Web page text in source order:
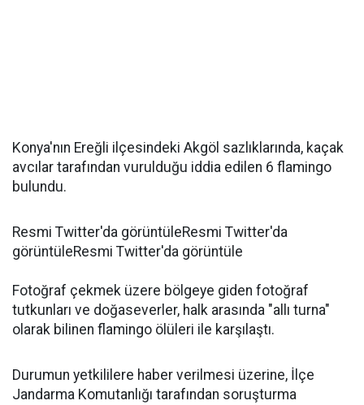
Konya'nın Ereğli ilçesindeki Akgöl sazlıklarında, kaçak
avcılar tarafından vurulduğu iddia edilen 6 flamingo
bulundu.
Resmi Twitter'da görüntüleResmi Twitter'da
görüntüleResmi Twitter'da görüntüle
Fotoğraf çekmek üzere bölgeye giden fotoğraf
tutkunları ve doğaseverler, halk arasında "allı turna"
olarak bilinen flamingo ölüleri ile karşılaştı.
Durumun yetkililere haber verilmesi üzerine, İlçe
Jandarma Komutanlığı tarafından soruşturma